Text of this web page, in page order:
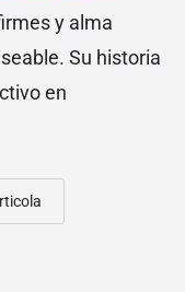
y alma
Su historia
en